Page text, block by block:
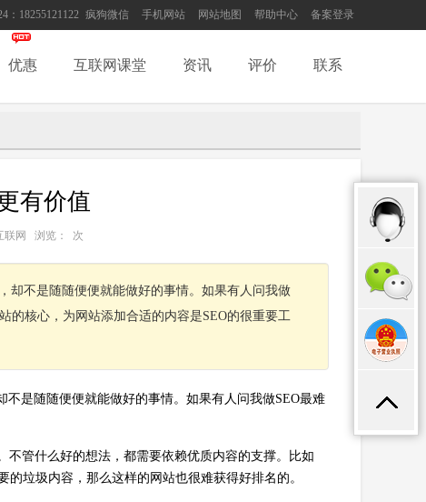
：18255121122 疯狗微信 手机网站 网站地图 帮助中心 备案登录
优惠 互联网课堂 资讯 评价 联系
有价值
联网 浏览： 次
却不是随随便便就能做好的事情。如果有人问我做
的核心，为网站添加合适的内容是SEO的很重要工
是随随便便就能做好的事情。如果有人问我做SEO最难
不管什么好的想法，都需要依赖优质内容的支撑。比如
垃圾内容，那么这样的网站也很难获得好排名的。